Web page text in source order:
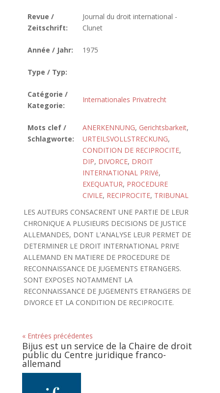
Revue /
Zeitschrift:
Journal du droit international -
Clunet
Année / Jahr: 1975
Type / Typ:
Catégorie /
Kategorie:
Internationales Privatrecht
Mots clef /
Schlagworte:
ANERKENNUNG, Gerichtsbarkeit,
URTEILSVOLLSTRECKUNG,
CONDITION DE RECIPROCITE,
DIP, DIVORCE, DROIT
INTERNATIONAL PRIVé,
EXEQUATUR, PROCEDURE
CIVILE, RECIPROCITE, TRIBUNAL
LES AUTEURS CONSACRENT UNE PARTIE DE LEUR
CHRONIQUE A PLUSIEURS DECISIONS DE JUSTICE
ALLEMANDES, DONT L'ANALYSE LEUR PERMET DE
DETERMINER LE DROIT INTERNATIONAL PRIVE
ALLEMAND EN MATIERE DE PROCEDURE DE
RECONNAISSANCE DE JUGEMENTS ETRANGERS.
SONT EXPOSES NOTAMMENT LA
RECONNAISSANCE DE JUGEMENTS ETRANGERS DE
DIVORCE ET LA CONDITION DE RECIPROCITE.
« Entrées précédentes
Bijus est un service de la Chaire de droit
public du Centre juridique franco-
allemand